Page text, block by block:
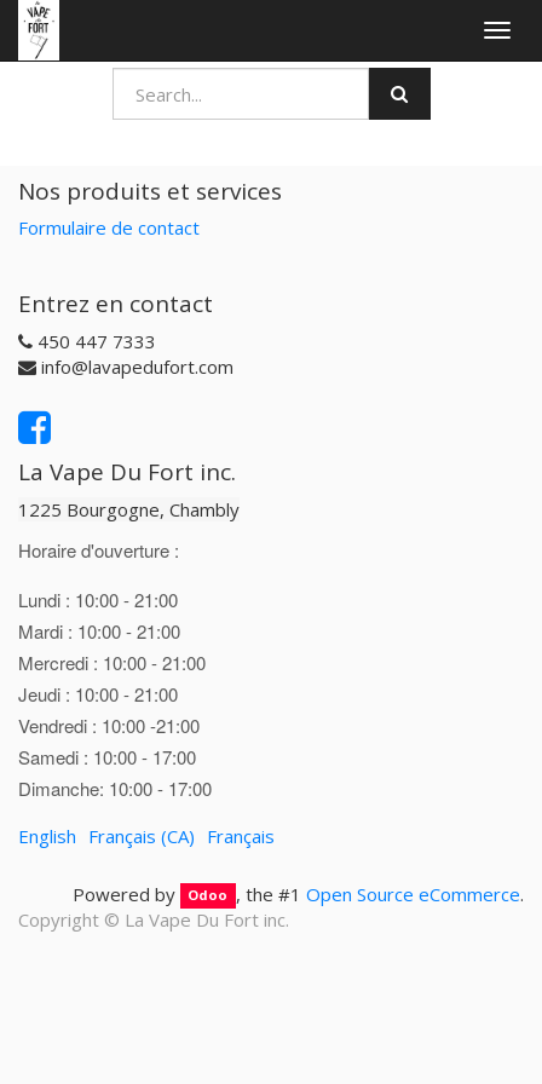
Nos produits et services
Formulaire de contact
Entrez en contact
450 447 7333
info@lavapedufort.com
La Vape Du Fort inc.
1225 Bourgogne, Chambly
Horaire d'ouverture :
Lundi : 10:00 - 21:00
Mardi : 10:00 - 21:00
Mercredi : 10:00 - 21:00
Jeudi : 10:00 - 21:00
Vendredi : 10:00 -21:00
Samedi : 10:00 - 17:00
Dimanche: 10:00 - 17:00
English Français (CA) Français
Powered by Odoo , the #1 Open Source eCommerce.
Copyright © La Vape Du Fort inc.